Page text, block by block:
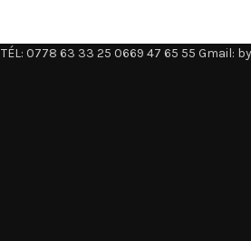
TÉL: 0778 63 33 25 0669 47 65 55 Gmail: